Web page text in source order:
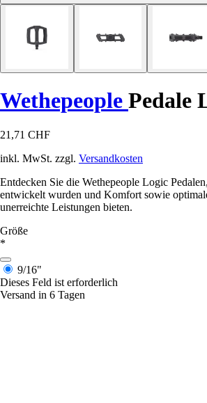
Wethepeople Pedale
21,71 CHF
inkl. MwSt. zzgl. Versandkosten
Entdecken Sie die Wethepeople Logic
entwickelt wurden und Komfort sowie
unerreichte Leistungen bieten.
Größe
*
9/16"
Dieses Feld ist erforderlich
Versand in 6 Tagen